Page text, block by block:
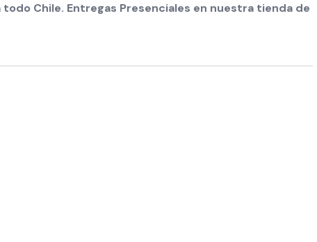
Chile. Entregas Presenciales en nuestra tienda de